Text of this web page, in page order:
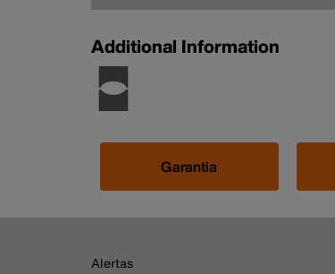
Additional Information
Garantia
Alertas